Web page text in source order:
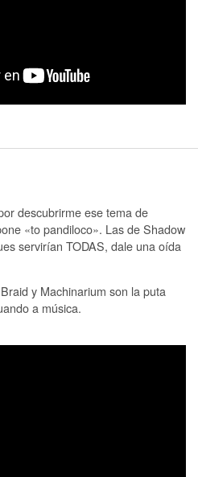
descubrirme ese tema de
«to pandiloco». Las de Shadow
servirían TODAS, dale una oída
y Machinarium son la puta
a música.